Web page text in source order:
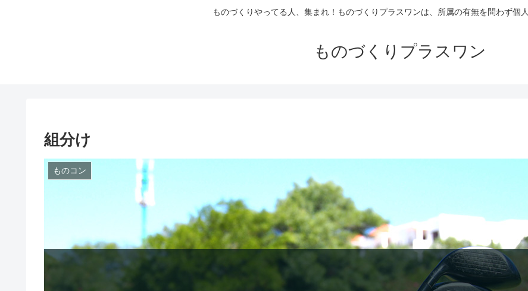
ものづくりやってる人、集まれ！ものづくりプラスワンは、所属の有無を問わず個
ものづくりプラスワン
組分け
ものコン